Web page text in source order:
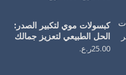
كبسولات موي لتكبير الصدر:
الحل الطبيعي لتعزيز جمالك
25.00ر.ع.